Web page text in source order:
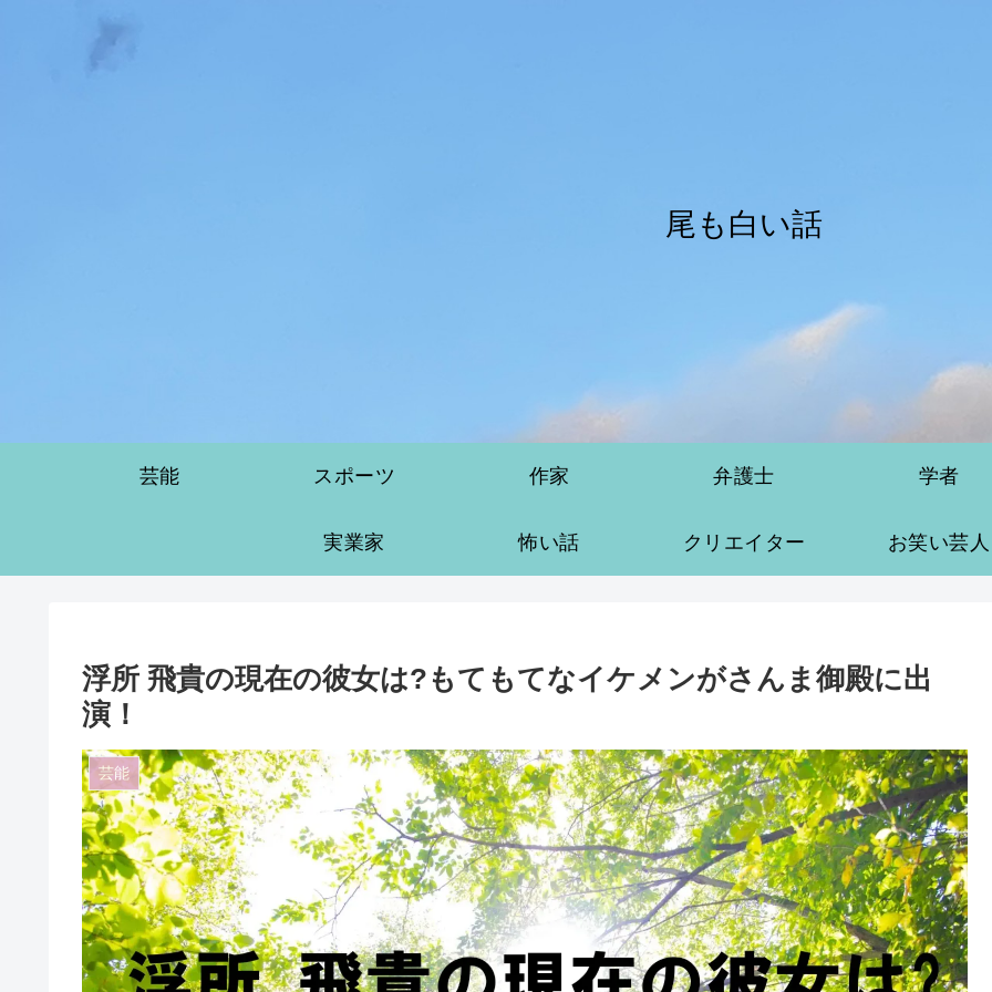
尾も白い話
芸能 スポーツ 作家 弁護士 学者
実業家 怖い話 クリエイター お笑い芸人
浮所 飛貴の現在の彼女は?もてもてなイケメンがさんま御殿に出
演！
芸能